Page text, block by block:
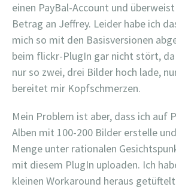
einen PayBal-Account und
Betrag an Jeffrey. Leider habe ich
mich so mit den Basisversionen
beim flickr-PlugIn gar nicht stört,
nur so zwei, drei Bilder hoch lade,
bereitet mir Kopfschmerzen.
Mein Problem ist aber, dass ich auf
Alben mit 100-200 Bilder erstelle
Menge unter rationalen
mit diesem PlugIn uploaden. Ich
kleinen Workaround heraus